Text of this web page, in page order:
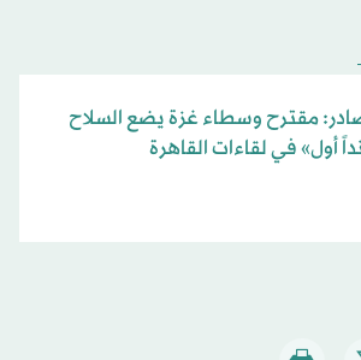
مقترح وسطاء غزة يضع السلاح
أول» في لقاءات القاهرة